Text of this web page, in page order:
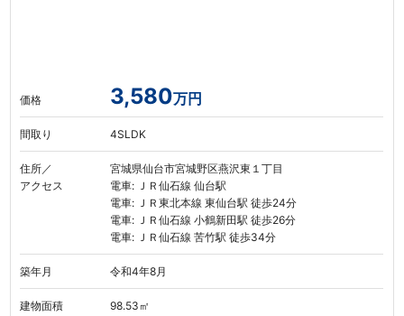
価格 3,580万円
間取り 4SLDK
住所／
アクセス
宮城県仙台市宮城野区燕沢東１丁目
電車: ＪＲ仙石線 仙台駅
電車: ＪＲ東北本線 東仙台駅 徒歩24分
電車: ＪＲ仙石線 小鶴新田駅 徒歩26分
電車: ＪＲ仙石線 苦竹駅 徒歩34分
築年月 令和4年8月
建物面積 98.53㎡